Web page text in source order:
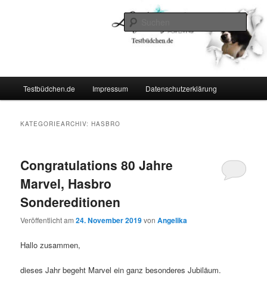
Testbüdchen.de Impressum Datenschutzerklärung
KATEGORIEARCHIV:HASBRO
Congratulations 80 Jahre
Marvel, Hasbro
Sondereditionen
Veröffentlicht am24. November 2019vonAngelika
Hallo zusammen,
dieses Jahr begeht Marvel ein ganz besonderes Jubiläum.